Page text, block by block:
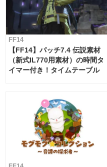
FF14
【FF14】パッチ7.4 伝説素材
（新式IL770用素材）の時間タ
イマー付き！タイムテーブル